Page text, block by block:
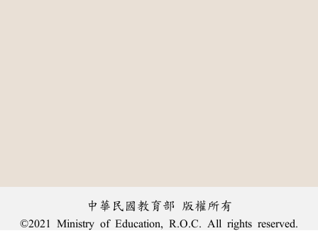
中華民國教育部 版權所有
©2021 Ministry of Education, R.O.C. All rights reserved.